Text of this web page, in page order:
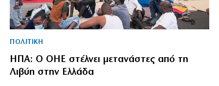
ΠΟΛΙΤΙΚΗ
ΗΠΑ: Ο ΟΗΕ στέλνει μετανάστες από τη
Λιβύη στην Ελλάδα